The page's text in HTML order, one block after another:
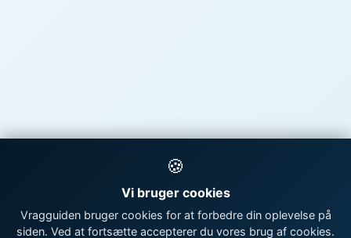
🍪
Vi bruger cookies
Vragguiden bruger cookies for at forbedre din oplevelse på
siden. Ved at fortsætte accepterer du vores brug af cookies.